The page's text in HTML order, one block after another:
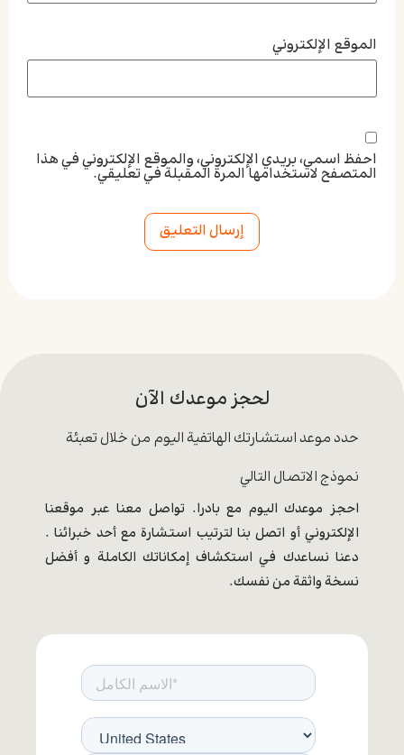
الموقع الإلكتروني
احفظ اسمي، بريدي الإلكتروني، والموقع الإلكتروني في هذا
المتصفح لاستخدامها المرة المقبلة في تعليقي.
لحجز موعدك الآن
حدد موعد استشارتك الهاتفية اليوم من خلال تعبئة
نموذج الاتصال التالي
احجز موعدك اليوم مع بادرا. تواصل معنا عبر موقعنا
الإلكتروني أو اتصل بنا لترتيب استشارة مع أحد خبرائنا .
دعنا نساعدك في استكشاف إمكاناتك الكاملة و أفضل
نسخة واثقة من نفسك.